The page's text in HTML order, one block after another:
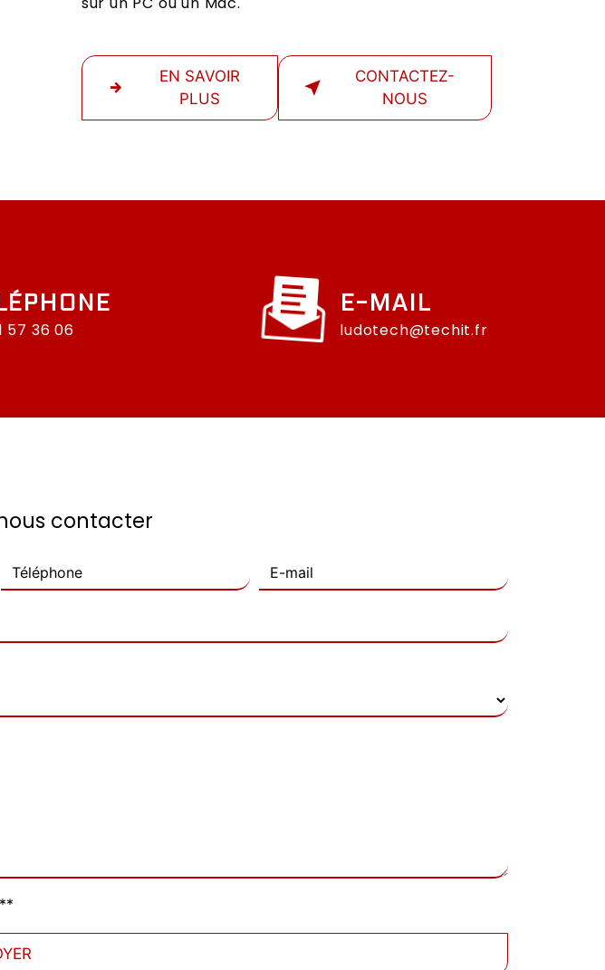
EN SAVOIR
PLUS
CONTACTEZ-
NOUS
57 36 06
E-MAIL
ludotech@techit.fr
contacter